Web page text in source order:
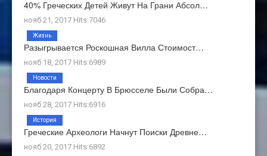
40% Греческих Детей Живут На Грани Абсол…
нояб 21, 2017 Hits:7046
Разыгрывается Роскошная Вилла Стоимост…
нояб 18, 2017 Hits:6989
Жизнь
Благодаря Концерту В Брюсселе Были Собра…
нояб 28, 2017 Hits:6916
Новости
Греческие Археологи Начнут Поиски Древне…
нояб 20, 2017 Hits:6892
История